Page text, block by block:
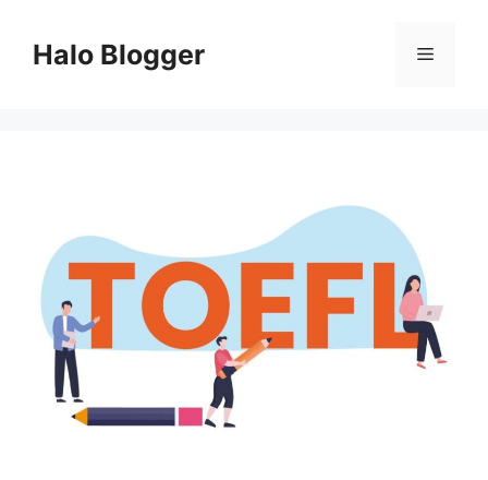
contentHalo Blogger Menu